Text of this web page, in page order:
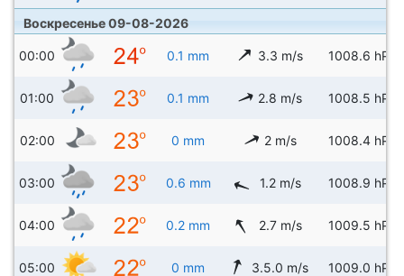
Воскресенье 09-08-2026
00:00 0.1 mm 3.3 m/s 1008.6 hPa
01:00 0.1 mm 2.8 m/s 1008.5 hPa
02:00 0 mm 2 m/s 1008.4 hPa
03:00 0.6 mm 1.2 m/s 1008.9 hPa
04:00 0.2 mm 2.7 m/s 1009.5 hPa
05:00 0 mm 3.5.0 m/s 1009.0 hPa